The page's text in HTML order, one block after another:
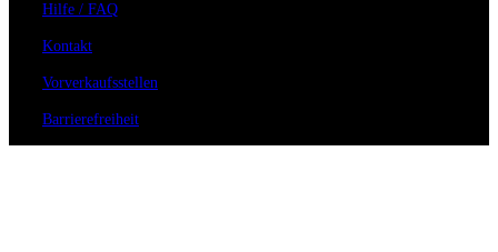
Hilfe / FAQ
Kontakt
Vorverkaufsstellen
Barrierefreiheit